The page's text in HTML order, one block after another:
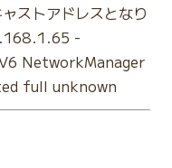
ストアドレスとなり
-
NetworkManager
full unknown